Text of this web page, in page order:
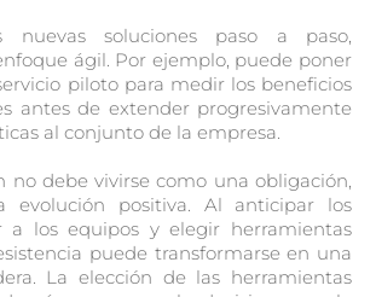
nuevas soluciones paso a paso,
ágil. Por ejemplo, puede poner
piloto para medir los beneficios
antes de extender progresivamente
al conjunto de la empresa.
no debe vivirse como una obligación,
evolución positiva. Al anticipar los
a los equipos y elegir herramientas
puede transformarse en una
La elección de las herramientas